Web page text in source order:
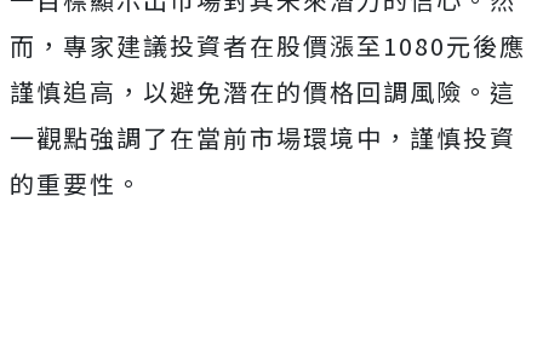
而，專家建議投資者在股價漲至1080元後應
謹慎追高，以避免潛在的價格回調風險。這
一觀點強調了在當前市場環境中，謹慎投資
的重要性。